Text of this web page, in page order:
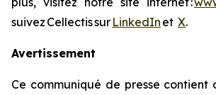
suivez Cellectis sur LinkedIn et X.
Avertissement
Ce communiqué de presse contient